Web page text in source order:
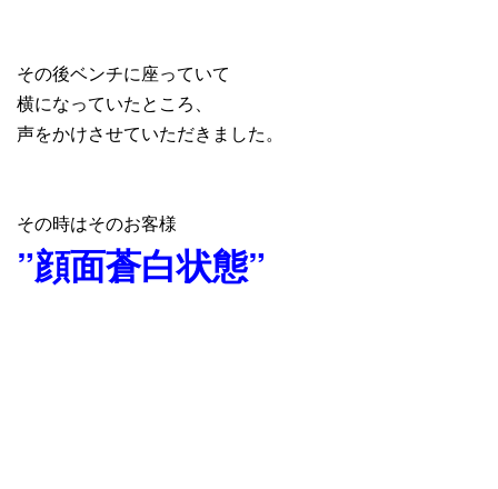
その後ベンチに座っていて
横になっていたところ、
声をかけさせていただきました。
その時はそのお客様
”顔面蒼白状態”